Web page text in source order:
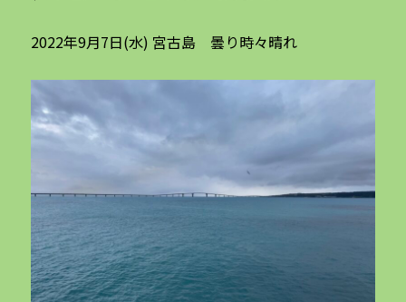
2022年9月7日(水) 宮古島 曇り時々晴れ